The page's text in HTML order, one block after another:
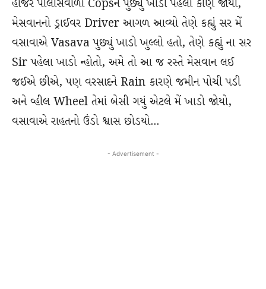
હાજર પોલીસવાળા Copsને પુછ્યું ખાડો પહેલા કોણે જોયો,
મેસવાનનો ડ્રાઈવર Driver આગળ આવ્યો તેણે કહ્યું સર મેં
વસાવાએ Vasava પુછ્યું ખાડો ખુલ્લો હતો, તેણે કહ્યું ના સર
Sir પહેલા ખાડો ન્હોતો, અમે તો આ જ રસ્તે મેસવાન લઈ
જઈએ છીએ, પણ વરસાદને Rain કારણે જમીન પોચી પડી
અને વ્હીલ Wheel તેમાં બેસી ગયું એટલે મેં ખાડો જોયો,
વસાવાએ રાહતનો ઉંડો શ્વાસ છોડયો…
- Advertisement -